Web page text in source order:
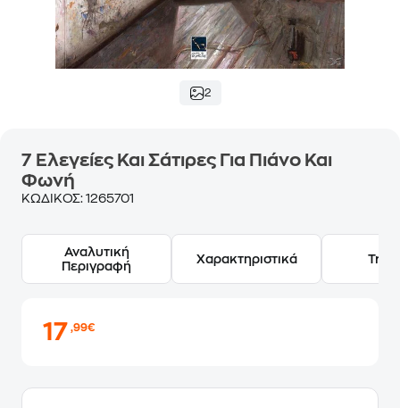
2
7 Eλεγείες Και Σάτιρες Για Πιάνο Και
Φωνή
ΚΩΔΙΚΟΣ: 1265701
Αναλυτική
Περιγραφή
Χαρακτηριστικά
17,99€